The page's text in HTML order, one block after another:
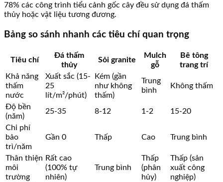
78% các công trình tiểu cảnh gốc cây đều sử dụng đá thấm
thủy hoặc vật liệu tương đương.
Bảng so sánh nhanh các tiêu chí quan trọng
Tiêu chí
Đá thấm
thủy
Sỏi granite
Mulch
gỗ
Bê tông
trang trí
Khả năng
thấm
nước
Xuất sắc (15-
25
lít/m²/phút)
Kém (gần
như không
thấm)
Trung
bình
Không thấm
Độ bền
(năm)
25-35 8-12 1-2 15-20
Chi phí
bảo
trì/năm
Gần 0 Thấp Cao Trung bình
Thân thiện
môi
trường
Rất cao
(100% tự
nhiên)
Trung bình
Thấp
(phân
hủy)
Thấp (sản
xuất công
nghiệp)